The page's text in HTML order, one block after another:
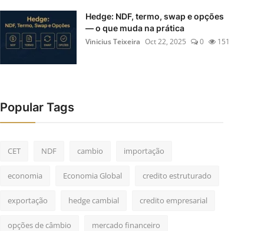
Hedge: NDF, termo, swap e opções
— o que muda na prática
Vinicius Teixeira Oct 22, 2025 0 151
Popular Tags
CET NDF cambio importação
economia Economia Global credito estruturado
exportação hedge cambial credito empresarial
opções de câmbio mercado financeiro